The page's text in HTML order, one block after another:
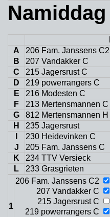
Namiddag
A
206 Fam. Janssens C2
B
207 Vandakker C
C
215 Jagersrust C
D
219 powerrangers C
E
216 Modesten C
F
213 Mertensmannen C
G
812 Mertensmannen H
H
235 Jagersrust
230 Heidevinken C
J
205 Fam. Janssens C
K
234 TTV Versieck
L
233 Grasgrieten
1
206 Fam. Janssens C2
207 Vandakker C
215 Jagersrust C
219 powerrangers C